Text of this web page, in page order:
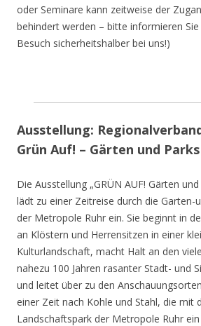
oder Seminare kann zeitweise der
behindert werden – bitte informieren
Besuch sicherheitshalber bei uns!)
Ausstellung:
Grün Auf! – Gärten und
Die Ausstellung „GRÜN AUF! Gärten
lädt zu einer Zeitreise durch die Garten-
der Metropole Ruhr ein. Sie beginnt in
an Klöstern und Herrensitzen in einer
Kulturlandschaft, macht Halt an den
nahezu 100 Jahren rasanter Stadt- und
und leitet über zu den
einer Zeit nach Kohle und Stahl, die mit
Landschaftspark der Metropole Ruhr ein